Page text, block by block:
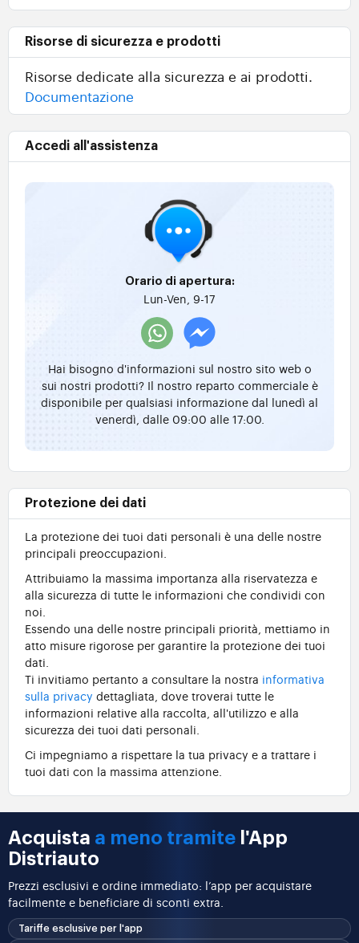
Risorse di sicurezza e prodotti
Risorse dedicate alla sicurezza e ai prodotti.
Documentazione
Accedi all'assistenza
Orario di apertura:
Lun-Ven, 9-17
Hai bisogno d'informazioni sul nostro sito web o
sui nostri prodotti? Il nostro reparto commerciale è
disponibile per qualsiasi informazione dal lunedì al
venerdì, dalle 09:00 alle 17:00.
Protezione dei dati
La protezione dei tuoi dati personali è una delle nostre
principali preoccupazioni.
Attribuiamo la massima importanza alla riservatezza e
alla sicurezza di tutte le informazioni che condividi con
noi.
Essendo una delle nostre principali priorità, mettiamo in
atto misure rigorose per garantire la protezione dei tuoi
dati.
Ti invitiamo pertanto a consultare la nostra informativa
sulla privacy dettagliata, dove troverai tutte le
informazioni relative alla raccolta, all'utilizzo e alla
sicurezza dei tuoi dati personali.
Ci impegniamo a rispettare la tua privacy e a trattare i
tuoi dati con la massima attenzione.
Acquista a meno tramite l'App
Distriauto
Prezzi esclusivi e ordine immediato: l’app per acquistare
facilmente e beneficiare di sconti extra.
Tariffe esclusive per l'app